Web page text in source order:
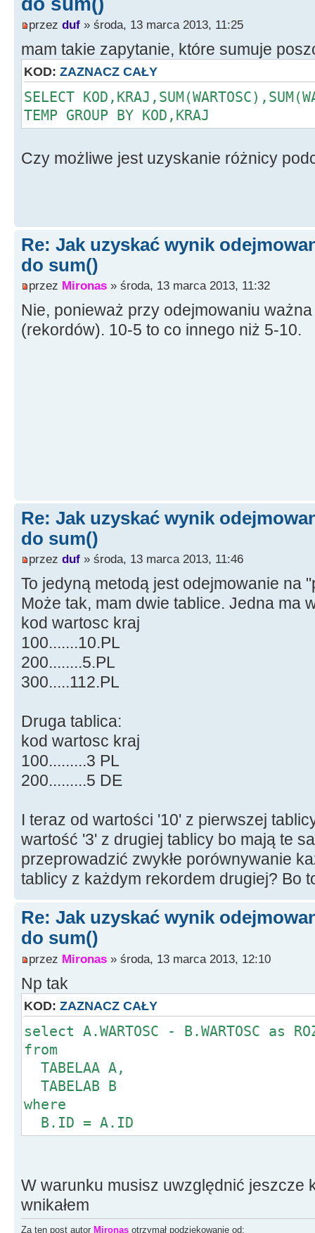
przez duf » środa, 13 marca 2013, 11:25
mam takie zapytanie, które sumuje
KOD: ZAZNACZ CAŁY
SELECT
TEMP GROUP BY KOD,KRAJ
Czy możliwe jest uzyskanie różnicy
Re: Jak uzyskać wynik
do sum()
przez Mironas » środa, 13 marca 2013, 11:32
Nie, ponieważ przy odejmowaniu
(rekordów). 10-5 to co innego niż 5-10.
Re: Jak uzyskać wynik
do sum()
przez duf » środa, 13 marca 2013, 11:46
To jedyną metodą jest odejmowanie na
Może tak, mam dwie tablice. Jedna ma
kod wartosc kraj
100.......10.PL
200........5.PL
300.....112.PL
Druga tablica:
kod wartosc kraj
100.........3 PL
200.........5 DE
I teraz od wartości '10' z pierwszej
wartość '3' z drugiej tablicy bo mają te
przeprowadzić zwykłe porównywanie
tablicy z każdym rekordem drugiej? Bo
Re: Jak uzyskać wynik
do sum()
przez Mironas » środa, 13 marca 2013, 12:10
Np tak
KOD: ZAZNACZ CAŁY
select A.WARTOSC - B.WARTOSC as
from
TABELAA A,
TABELAB B
where
B.ID = A.ID
W warunku musisz uwzględnić jeszcze
wnikałem
Za ten post autor Mironas otrzymał podziękowanie od: